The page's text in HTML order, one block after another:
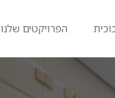
הפרויקטים שלנו